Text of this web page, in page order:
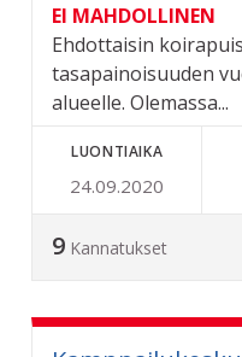
EI MAHDOLLINEN
Ehdottaisin
tasapainoisuuden
alueelle. Olemassa...
LUONTIAIKA
24.09.2020
9 Kannatukset